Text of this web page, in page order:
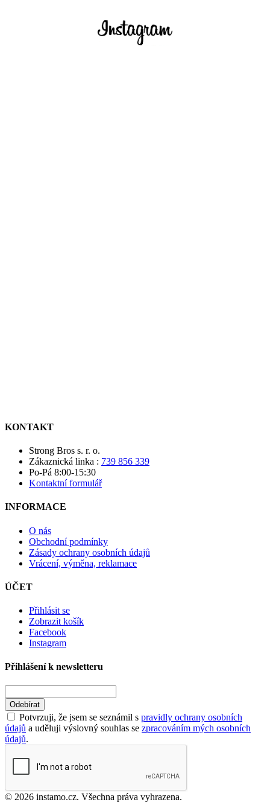
KONTAKT
Strong Bros s. r. o.
Zákaznická linka : 739 856 339
Po-Pá 8:00-15:30
Kontaktní formulář
INFORMACE
O nás
Obchodní podmínky
Zásady ochrany osobních údajů
Vrácení, výměna, reklamace
ÚČET
Přihlásit se
Zobrazit košík
Facebook
Instagram
Přihlášení k newsletteru
Odebírat
Potvrzuji, že jsem se seznámil s pravidly ochrany osobních
údajů a uděluji výslovný souhlas se zpracováním mých osobních
údajů.
© 2026 instamo.cz. Všechna práva vyhrazena.